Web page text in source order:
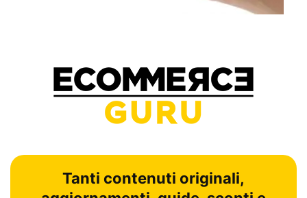
Tanti contenuti originali,